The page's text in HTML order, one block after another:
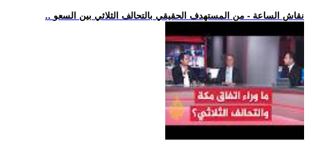
.. نقاش الساعة - من المستهدف الحقيقي بالتحالف الثلاثي بين السعو